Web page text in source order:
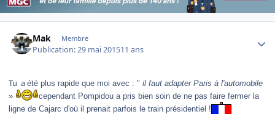
Mak Membre
Publication:29 mai 201511 ans
Tu a été plus rapide que moi avec : " il faut adapter Paris à l'automobile
»
cependant Pompidou a pris bien soin de ne pas faire fermer la
ligne de Cajarc d'où il prenait parfois le train présidentiel !